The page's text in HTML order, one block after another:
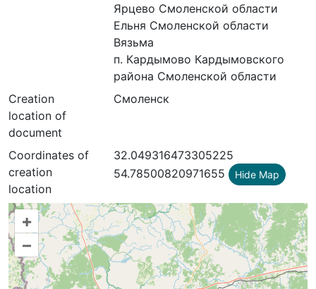
Ярцево Смоленской области
Ельня Смоленской области
Вязьма
п. Кардымово Кардымовского
района Смоленской области
Creation
location of
document
Смоленск
Coordinates of
creation
location
32.049316473305225
54.78500820971655 Hide Map
+
–